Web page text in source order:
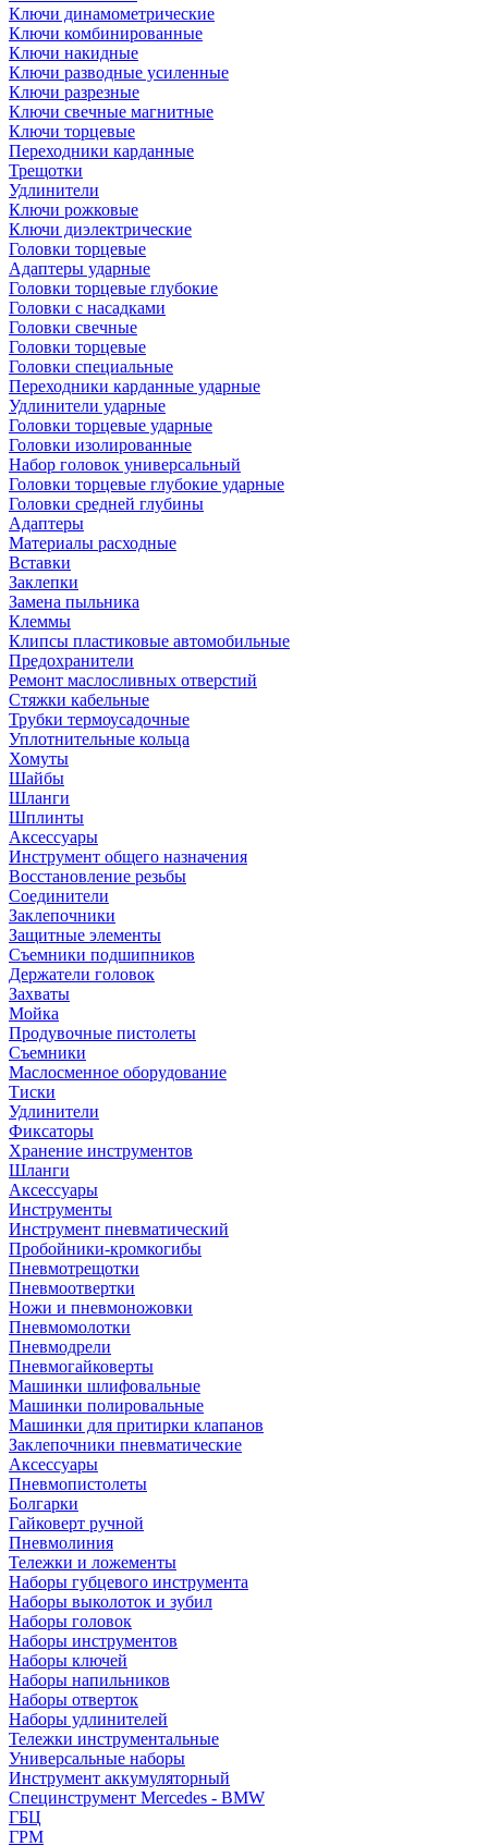
Ключи динамометрические
Ключи комбинированные
Ключи накидные
Ключи разводные усиленные
Ключи разрезные
Ключи свечные магнитные
Ключи торцевые
Переходники карданные
Трещотки
Удлинители
Ключи рожковые
Ключи диэлектрические
Головки торцевые
Адаптеры ударные
Головки торцевые глубокие
Головки с насадками
Головки свечные
Головки торцевые
Головки специальные
Переходники карданные ударные
Удлинители ударные
Головки торцевые ударные
Головки изолированные
Набор головок универсальный
Головки торцевые глубокие ударные
Головки средней глубины
Адаптеры
Материалы расходные
Вставки
Заклепки
Замена пыльника
Клеммы
Клипсы пластиковые автомобильные
Предохранители
Ремонт маслосливных отверстий
Стяжки кабельные
Трубки термоусадочные
Уплотнительные кольца
Хомуты
Шайбы
Шланги
Шплинты
Аксессуары
Инструмент общего назначения
Восстановление резьбы
Соединители
Заклепочники
Защитные элементы
Съемники подшипников
Держатели головок
Захваты
Мойка
Продувочные пистолеты
Съемники
Маслосменное оборудование
Тиски
Удлинители
Фиксаторы
Хранение инструментов
Шланги
Аксессуары
Инструменты
Инструмент пневматический
Пробойники-кромкогибы
Пневмотрещотки
Пневмоотвертки
Ножи и пневмоножовки
Пневмомолотки
Пневмодрели
Пневмогайковерты
Машинки шлифовальные
Машинки полировальные
Машинки для притирки клапанов
Заклепочники пневматические
Аксессуары
Пневмопистолеты
Болгарки
Гайковерт ручной
Пневмолиния
Тележки и ложементы
Наборы губцевого инструмента
Наборы выколоток и зубил
Наборы головок
Наборы инструментов
Наборы ключей
Наборы напильников
Наборы отверток
Наборы удлинителей
Тележки инструментальные
Универсальные наборы
Инструмент аккумуляторный
Специнструмент Mercedes - BMW
ГБЦ
ГРМ